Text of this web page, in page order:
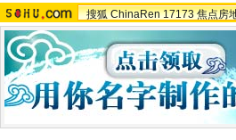
搜狐 ChinaRen 17173 焦点房